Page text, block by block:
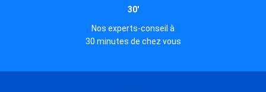
30'
Nos experts-conseil à
30 minutes de chez vous